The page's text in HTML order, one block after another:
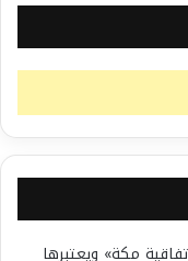
مكة» ويعتبرها